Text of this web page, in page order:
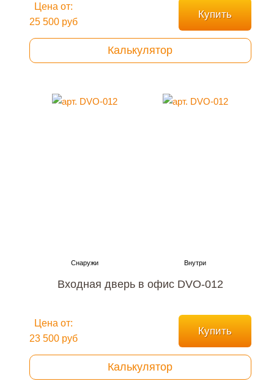
Цена от:
25 500 руб
Купить
Калькулятор
Входная дверь в офис DVO-012
Цена от:
23 500 руб
Купить
Калькулятор